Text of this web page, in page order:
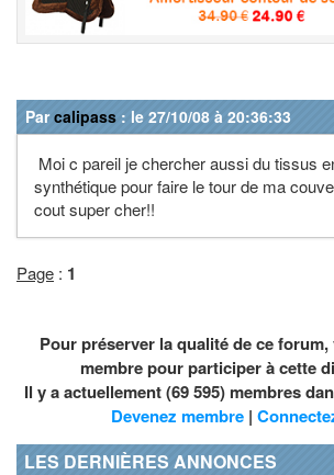
Parcalipass : le 27/10/08 à 20:36:33
Moi c pareil je chercher aussi du tissus
synthétique pour faire le tour de ma
cout super cher!!
Page : 1
Pour préserver la qualité de ce
membre pour participer à cette
Il y a actuellement (69 595) membres
Devenez membre |
LES DERNIÈRES ANNONCES